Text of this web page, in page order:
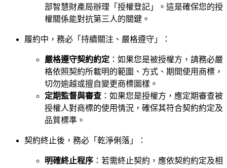
部智慧財產局辦理「授權登記」。這是確保您的授
權關係能對抗第三人的關鍵。
履約中，務必「持續關注、嚴格遵守」：
嚴格遵守契約約定 ：如果您是被授權方，請務必嚴
格依照契約所載明的範圍、方式、期間使用商標，
切勿逾越或擅自變更商標圖樣。
定期監督與審查 ：如果您是授權方，應定期審查被
授權人對商標的使用情況，確保其符合契約約定及
品質標準。
契約終止後，務必「乾淨俐落」：
明確終止程序 ：若需終止契約，應依契約約定及相